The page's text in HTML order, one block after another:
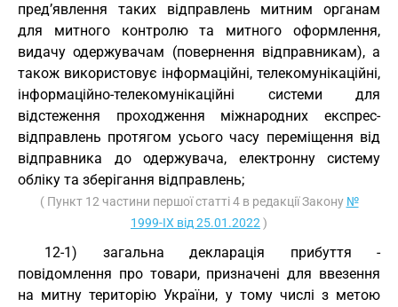
пред’явлення таких відправлень митним органам
для митного контролю та митного оформлення,
видачу одержувачам (повернення відправникам), а
також використовує інформаційні, телекомунікаційні,
інформаційно-телекомунікаційні системи для
відстеження проходження міжнародних експрес-
відправлень протягом усього часу переміщення від
відправника до одержувача, електронну систему
обліку та зберігання відправлень;
( Пункт 12 частини першої статті 4 в редакції Закону №
1999-IX від 25.01.2022 )
12-1) загальна декларація прибуття -
повідомлення про товари, призначені для ввезення
на митну територію України, у тому числі з метою